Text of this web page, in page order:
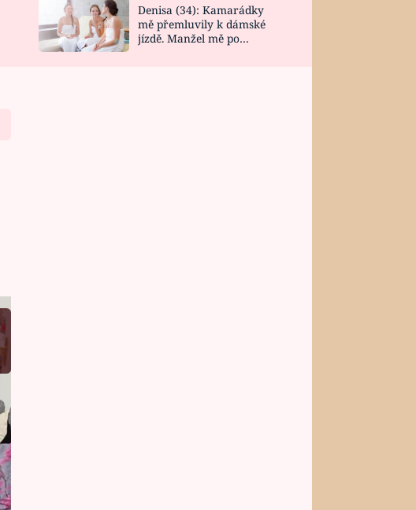
DESIGN
Denisa (34): Kamarádky
mě přemluvily k dámské
jízdě. Manžel mě po